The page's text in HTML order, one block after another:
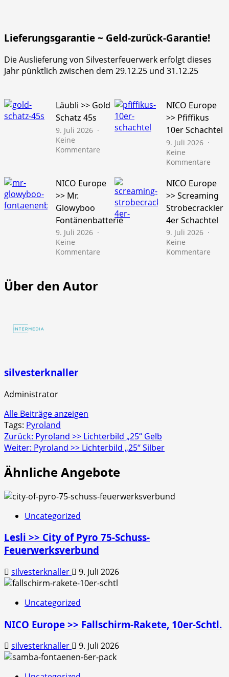
Lieferungsgarantie ~ Geld-zurück-Garantie!
Die Auslieferung von Silvesterfeuerwerk erfolgt dieses
Jahr pünktlich zwischen dem 29.12.25 und 31.12.25
Läubli >> Gold
Schatz 45s
9. Juli 2026
Keine
Kommentare
Gold
Schatz
NICO Europe
>> Pfiffikus
10er Schachtel
9. Juli 2026
Keine
Kommentare
10er
NICO Europe
>> Mr.
Glowyboo
Fontänenbatterie
9. Juli 2026
Keine
Kommentare
NICO Europe
>> Screaming
Strobecrackler
4er Schachtel
9. Juli 2026
Keine
Kommentare
Über den Autor
silvesterknaller
Administrator
Alle Beiträge anzeigen
Tags: Pyroland
Beitragsnavigation
Zurück: Pyroland >> Lichterbild „25“ Gelb
Weiter: Pyroland >> Lichterbild „25“ Silber
Ähnliche Angebote
Uncategorized
Lesli >> City of Pyro 75-Schuss-
Feuerwerksverbund
silvesterknaller 9. Juli 2026
Uncategorized
NICO Europe >> Fallschirm-Rakete, 10er-Schtl.
silvesterknaller 9. Juli 2026